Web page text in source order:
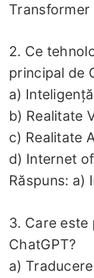
Transformer
2. Ce
principal de
a)
b) Realitate
c) Realitate
d) Internet
Răspuns: a)
3. Care este
ChatGPT?
a)